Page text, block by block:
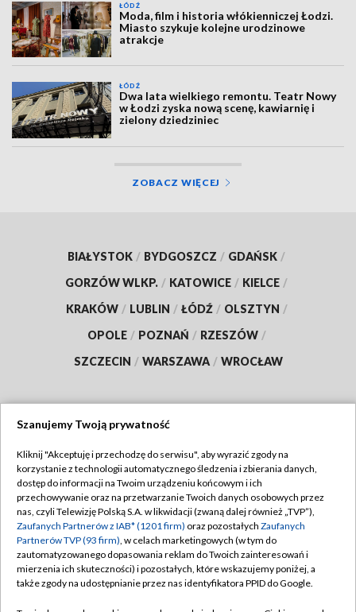
ŁÓDŹ
Moda, film i historia włókienniczej Łodzi.
Miasto szykuje kolejne urodzinowe
atrakcje
ŁÓDŹ
Dwa lata wielkiego remontu. Teatr Nowy
w Łodzi zyska nową scenę, kawiarnię i
zielony dziedziniec
ZOBACZ WIĘCEJ
BIAŁYSTOK / BYDGOSZCZ / GDAŃSK /
GORZÓW WLKP. / KATOWICE / KIELCE /
KRAKÓW / LUBLIN / ŁÓDŹ / OLSZTYN /
OPOLE / POZNAŃ / RZESZÓW /
SZCZECIN / WARSZAWA / WROCŁAW
TVP
Abonament TVP
Emisja w TVP
Centrum informacji TVP
Naziemna Telewizja Cyfrowa
Regulamin TVP
Polityka prywatności
Moje zgody
Pomoc
Szanujemy Twoją prywatność
Kliknij "Akceptuję i przechodzę do serwisu", aby wyrazić zgody na
korzystanie z technologii automatycznego śledzenia i zbierania danych,
dostęp do informacji na Twoim urządzeniu końcowym i ich
przechowywanie oraz na przetwarzanie Twoich danych osobowych przez
nas, czyli Telewizję Polską S.A. w likwidacji (zwaną dalej również „TVP”),
Zaufanych Partnerów z IAB* (1201 firm) oraz pozostałych Zaufanych
Partnerów TVP (93 firm), w celach marketingowych (w tym do
zautomatyzowanego dopasowania reklam do Twoich zainteresowań i
mierzenia ich skuteczności) i pozostałych, które wskazujemy poniżej, a
także zgody na udostępnianie przez nas identyfikatora PPID do Google.